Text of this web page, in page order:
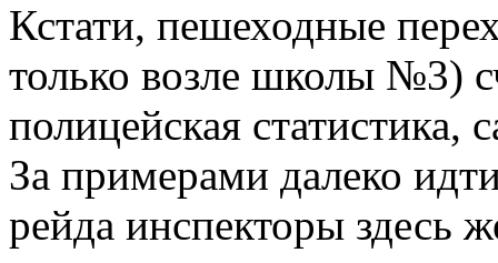
Кстати, пешеходные
только возле школы №3)
полицейская
За примерами далеко
рейда инспекторы здесь